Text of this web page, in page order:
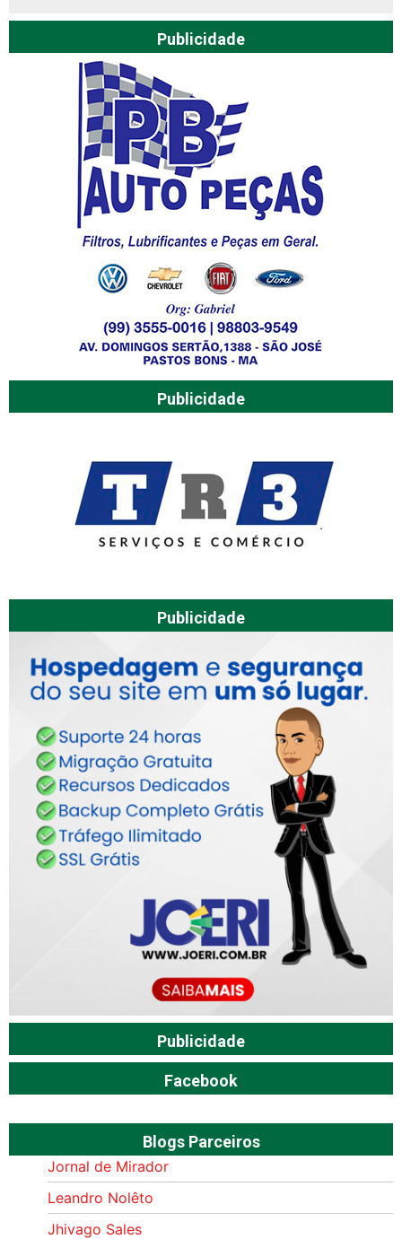
Publicidade
Publicidade
Publicidade
Publicidade
Facebook
Blogs Parceiros
Jornal de Mirador
Leandro Nolêto
Jhivago Sales